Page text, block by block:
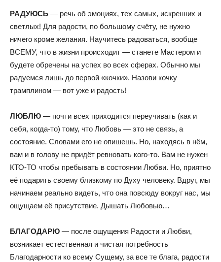
РАДУЮСЬ — речь об эмоциях, тех самых, искренних и
светлых! Для радости, по большому счёту, не нужно
ничего кроме желания. Научитесь радоваться, вообще
ВСЕМУ, что в жизни происходит — станете Мастером и
будете обречены на успех во всех сферах. Обычно мы
радуемся лишь до первой «кочки». Назови кочку
трамплином — вот уже и радость!
ЛЮБЛЮ — почти всех приходится переучивать (как и
себя, когда-то) тому, что Любовь — это не связь, а
состояние. Словами его не опишешь. Но, находясь в нём,
вам и в голову не придёт ревновать кого-то. Вам не нужен
КТО-ТО чтобы пребывать в состоянии Любви. Но, приятно
её подарить своему близкому по Духу человеку. Вдруг, мы
начинаем реально видеть, что она повсюду вокруг нас, мы
ощущаем её присутствие. Дышать Любовью…
БЛАГОДАРЮ — после ощущения Радости и Любви,
возникает естественная и чистая потребность
Благодарности ко всему Сущему, за все те блага, радости